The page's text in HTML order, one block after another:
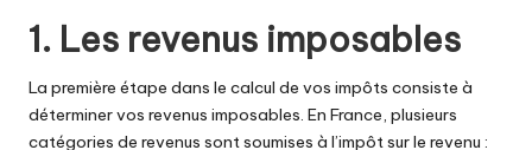
1. Les revenus imposables
La première étape dans le calcul de vos impôts consiste à
déterminer vos revenus imposables. En France, plusieurs
catégories de revenus sont soumises à l’impôt sur le revenu :